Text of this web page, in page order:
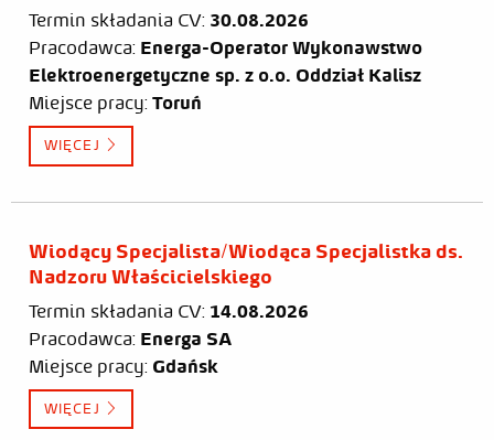
Termin składania CV: 30.08.2026
Pracodawca: Energa-Operator Wykonawstwo
Elektroenergetyczne sp. z o.o. Oddział Kalisz
Miejsce pracy: Toruń
WIĘCEJ
Wiodący Specjalista/Wiodąca Specjalistka ds.
Nadzoru Właścicielskiego ​
Termin składania CV: 14.08.2026
Pracodawca: Energa SA
Miejsce pracy: Gdańsk
WIĘCEJ